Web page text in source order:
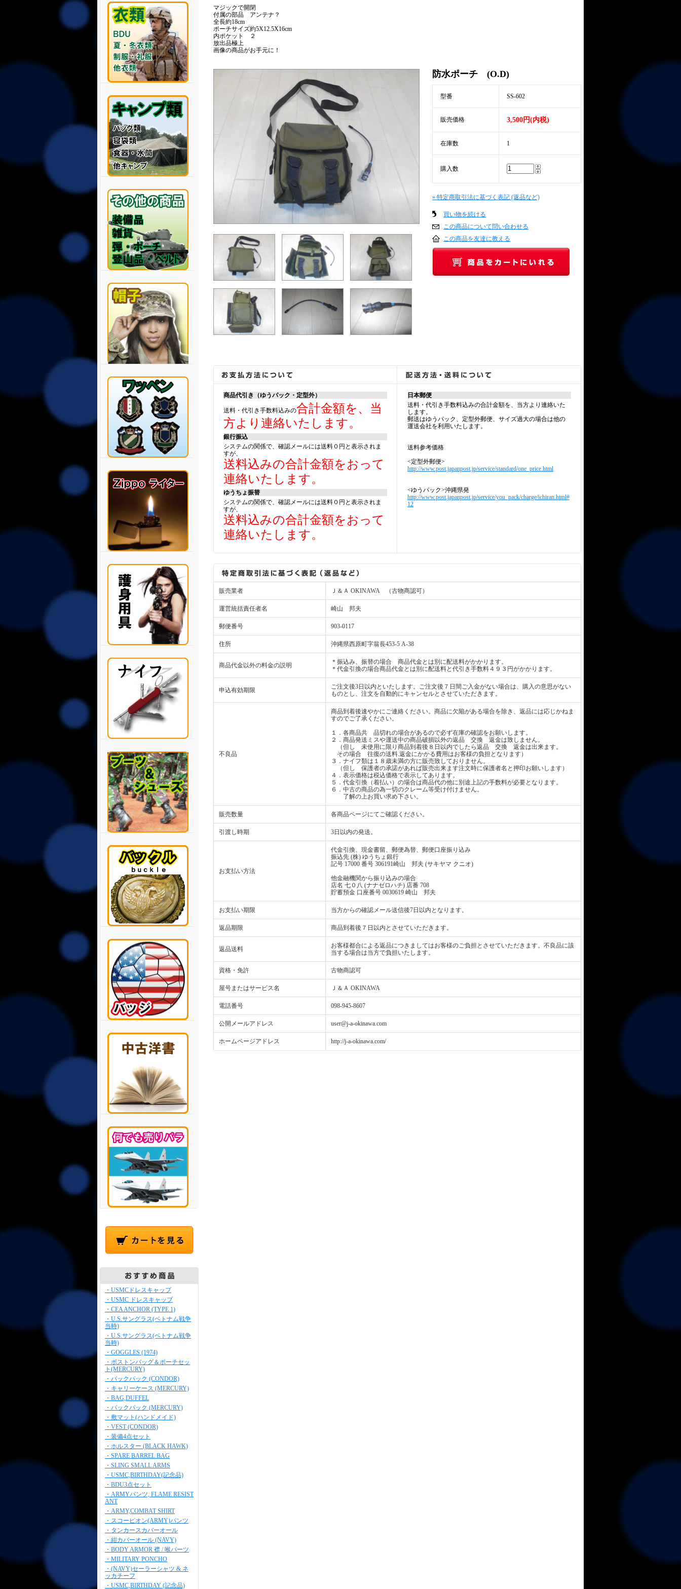
・USMCドレスキャップ
・USMC ドレスキャップ
・CEA ANCHOR (TYPE 1)
・U.S.サングラス(ベトナム戦争
当時)
・U.S.サングラス(ベトナム戦争
当時)
・GOGGLES (1974)
・ボストンバッグ＆ポーチセッ
ト(MERCURY)
・バックパック (CONDOR)
・キャリーケース (MERCURY)
・BAG,DUFFEL
・バックパック (MERCURY)
・敷マット(ハンドメイド)
・VEST (CONDOR)
・装備4点セット
・ホルスター (BLACK HAWK)
・SPARE BARREL BAG
・SLING SMALL ARMS
・USMC,BIRTHDAY(記念品)
・BDU3点セット
・ARMYパンツ, FLAME RESIST
ANT
・ARMY,COMBAT SHIRT
・スコーピオン(ARMY)パンツ
・タンカースカバーオール
・紺カバーオール (NAVY)
・BODY ARMOR 襟 / 喉パーツ
・MILITARY PONCHO
・(NAVY)セーラーシャツ & ネ
ッカチーフ
・USMC,BIRTHDAY (記念品)
マジックで開閉
付属の部品 アンテナ？
全長約18cm
ポーチサイズ約5X12.5X16cm
内ポケット ２
放出品極上
画像の商品がお手元に！
防水ポーチ (O.D)
型番 SS-602
販売価格 3,500円(内税)
在庫数 1
購入数
» 特定商取引法に基づく表記 (返品など)
買い物を続ける
この商品について問い合わせる
この商品を友達に教える
商品代引き（ゆうパック・定型外）
送料・代引き手数料込みの合計金額を、当
方より連絡いたします。
銀行振込
システムの関係で、確認メールには送料０円と表示されま
すが、
送料込みの合計金額をおって
連絡いたします。
ゆうちょ振替
システムの関係で、確認メールには送料０円と表示されま
すが、
送料込みの合計金額をおって
連絡いたします。
日本郵便
送料・代引き手数料込みの合計金額を、当方より連絡いた
します。
郵送はゆうパック、定型外郵便、サイズ過大の場合は他の
運送会社を利用いたします。
送料参考価格
<定型外郵便>
http://www.post.japanpost.jp/service/standard/one_price.html
<ゆうパック>沖縄県発
http://www.post.japanpost.jp/service/you_pack/charge/ichiran.html#
12
販売業者 Ｊ＆Ａ OKINAWA （古物商認可）
運営統括責任者名 崎山 邦夫
郵便番号 903-0117
住所 沖縄県西原町字翁長453-5 A-38
商品代金以外の料金の説明
＊振込み、振替の場合 商品代金とは別に配送料がかかります。
＊代金引換の場合商品代金とは別に配送料と代引き手数料４９３円がかかります。
申込有効期限
ご注文後3日以内といたします。ご注文後７日間ご入金がない場合は、購入の意思がない
ものとし、注文を自動的にキャンセルとさせていただきます。
不良品
商品到着後速やかにご連絡ください。商品に欠陥がある場合を除き、返品には応じかねま
すのでご了承ください。
１．各商品共 品切れの場合があるので必ず在庫の確認をお願いします。
２．商品発送ミスや運送中の商品破損以外の返品 交換 返金は致しません。
（但し 未使用に限り商品到着後８日以内でしたら返品 交換 返金は出来ます。
その場合 往復の送料.返金にかかる費用はお客様の負担となります）
３．ナイフ類は１８歳未満の方に販売致しておりません。
（但し 保護者の承諾があれば販売出来ます注文時に保護者名と押印お願いします）
４．表示価格は税込価格で表示してあります。
５．代金引換（着払い）の場合は商品代の他に別途上記の手数料が必要となります。
６．中古の商品の為一切のクレーム等受け付けません。
了解の上お買い求め下さい。
販売数量 各商品ページにてご確認ください。
引渡し時期 3日以内の発送。
お支払い方法
代金引換、現金書留、郵便為替、郵便口座振り込み
振込先 (株) ゆうちょ銀行
記号 17000 番号 306191崎山 邦夫 (サキヤマ クニオ)
他金融機関から振り込みの場合
店名 七０八 (ナナゼロハチ) 店番 708
貯蓄預金 口座番号 0030619 崎山 邦夫
お支払い期限 当方からの確認メール送信後7日以内となります。
返品期限 商品到着後７日以内とさせていただきます。
返品送料
お客様都合による返品につきましてはお客様のご負担とさせていただきます。不良品に該
当する場合は当方で負担いたします。
資格・免許 古物商認可
屋号またはサービス名 Ｊ＆Ａ OKINAWA
電話番号 098-945-8607
公開メールアドレス user@j-a-okinawa.com
ホームページアドレス http://j-a-okinawa.com/